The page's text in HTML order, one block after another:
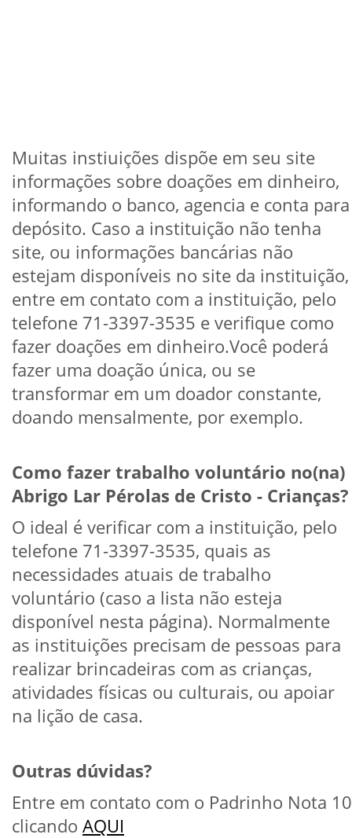
Muitas instiuições dispõe em seu site
informações sobre doações em dinheiro,
informando o banco, agencia e conta para
depósito. Caso a instituição não tenha
site, ou informações bancárias não
estejam disponíveis no site da instituição,
entre em contato com a instituição, pelo
telefone 71-3397-3535 e verifique como
fazer doações em dinheiro.Você poderá
fazer uma doação única, ou se
transformar em um doador constante,
doando mensalmente, por exemplo.
Como fazer trabalho voluntário no(na)
Abrigo Lar Pérolas de Cristo - Crianças?
O ideal é verificar com a instituição, pelo
telefone 71-3397-3535, quais as
necessidades atuais de trabalho
voluntário (caso a lista não esteja
disponível nesta página). Normalmente
as instituições precisam de pessoas para
realizar brincadeiras com as crianças,
atividades físicas ou culturais, ou apoiar
na lição de casa.
Outras dúvidas?
Entre em contato com o Padrinho Nota 10
clicando AQUI